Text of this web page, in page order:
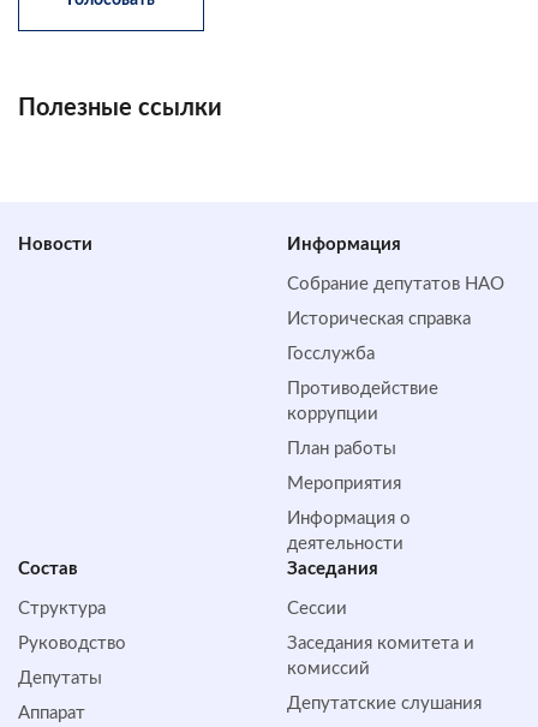
Полезные ссылки
Новости Информация
Собрание депутатов НАО
Историческая справка
Госслужба
Противодействие
коррупции
План работы
Мероприятия
Информация о
деятельности
Состав
Структура
Руководство
Депутаты
Аппарат
Заседания
Сессии
Заседания комитета и
комиссий
Депутатские слушания